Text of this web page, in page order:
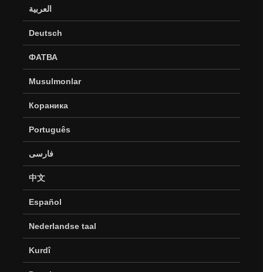
العربية
Deutsch
ФАТВА
Musulmonlar
Кораника
Português
فارسی
中文
Español
Nederlandse taal
Kurdî